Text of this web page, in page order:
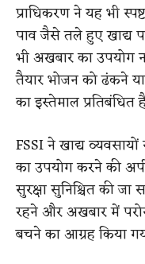
प्राधिकरण ने यह भी
पाव जैसे तले हुए खाद्य
भी अखबार का उपयोग
तैयार भोजन को ढंकने
का इस्तेमाल प्रतिबंधित
FSSI ने खाद्य
का उपयोग करने की
सुरक्षा सुनिश्चित की
रहने और अखबार में
बचने का आग्रह किया